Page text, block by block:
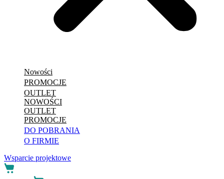
Nowości
PROMOCJE
OUTLET
NOWOŚCI
OUTLET
PROMOCJE
DO POBRANIA
O FIRMIE
Wsparcie projektowe